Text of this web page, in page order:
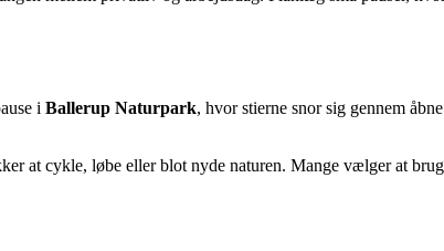
i Ballerup Naturpark, hvor stierne snor sig gennem
at cykle, løbe eller blot nyde naturen. Mange vælger at